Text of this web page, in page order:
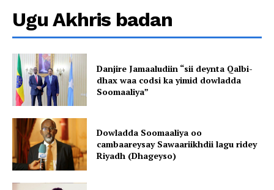
Ugu Akhris badan
Danjire Jamaaludiin “sii deynta Qalbi-
dhax waa codsi ka yimid dowladda
Soomaaliya”
Dowladda Soomaaliya oo
cambaareysay Sawaariikhdii lagu ridey
Riyadh (Dhageyso)